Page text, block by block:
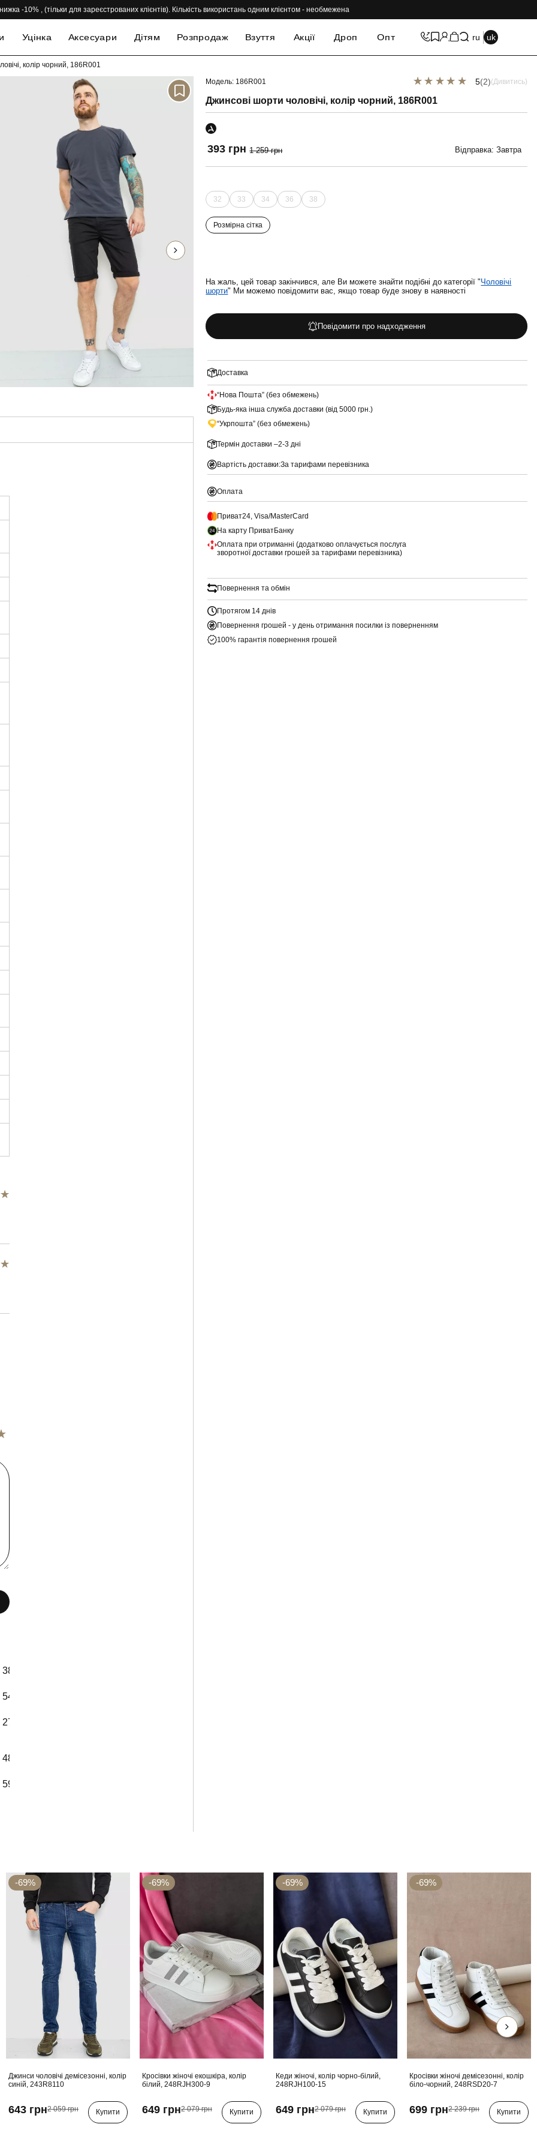
-10% , (тільки для зареєстрованих клієнтів). Кількість використань одним клієнтом - необмежена
Уцінка Аксесуари Дітям Розпродаж Взуття Акції Дроп Опт ru uk
колір чорний, 186R001
-69% -69%
38
54 см
27 см
48 см
59 см
Модель: 186R001 5(2)(Дивитись)
Джинсові шорти чоловічі, колір чорний, 186R001
393 грн 1 259 грн Відправка: Завтра
32 33 34 36 38
Розмірна сітка
На жаль, цей товар закінчився, але Ви можете знайти подібні до категорії "Чоловічі
шорти" Ми можемо повідомити вас, якщо товар буде знову в наявності
Повідомити про надходження
Доставка
“Нова Пошта” (без обмежень)
Будь-яка інша служба доставки (від 5000 грн.)
“Укрпошта” (без обмежень)
Термін доставки –2-3 дні
Вартість доставки:За тарифами перевізника
Оплата
Приват24, Visa/MasterCard
На карту ПриватБанку
Оплата при отриманні (додатково оплачується послуга
зворотної доставки грошей за тарифами перевізника)
Повернення та обмін
Протягом 14 днів
Повернення грошей - у день отримання посилки із поверненням
100% гарантія повернення грошей
-69%
Джинси чоловічі демісезонні, колір
синій, 243R8110
643 грн2 059 грн Купити
-69%
Кросівки жіночі екошкіра, колір
білий, 248RJH300-9
649 грн2 079 грн Купити
-69%
Кеди жіночі, колір чорно-білий,
248RJH100-15
649 грн2 079 грн Купити
-69%
Кросівки жіночі демісезонні, колір
біло-чорний, 248RSD20-7
699 грн2 239 грн Купити